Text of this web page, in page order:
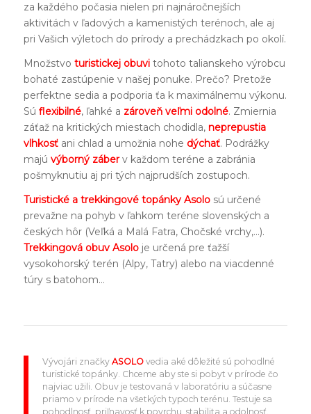
za každého počasia nielen pri najnáročnejších
aktivitách v ľadových a kamenistých terénoch, ale aj
pri Vašich výletoch do prírody a prechádzkach po okolí.
Množstvo turistickej obuvitohoto talianskeho výrobcu
bohaté zastúpenie v našej ponuke. Prečo? Pretože
perfektne sedia a podporia ťa k maximálnemu výkonu.
Sú flexibilné, ľahké a zároveň veľmi odolné. Zmiernia
záťaž na kritických miestach chodidla, neprepustia
vlhkosťani chlad a umožnia nohe dýchať. Podrážky
majú výborný záberv každom teréne a zabránia
pošmyknutiu aj pri tých najprudších zostupoch.
Turistické a trekkingové topánky Asolo sú určené
prevažne na pohyb v ľahkom teréne slovenských a
českých hôr (Veľká a Malá Fatra, Chočské vrchy,…).
Trekkingová obuv Asoloje určená pre ťažší
vysokohorský terén (Alpy, Tatry) alebo na viacdenné
túry s batohom…
Vývojári značky ASOLOvedia aké dôležité sú pohodlné
turistické topánky. Chceme aby ste si pobyt v prírode čo
najviac užili. Obuv je testovaná v laboratóriu a súčasne
priamo v prírode na všetkých typoch terénu. Testuje sa
pohodlnosť, priľnavosť k povrchu, stabilita a odolnosť.